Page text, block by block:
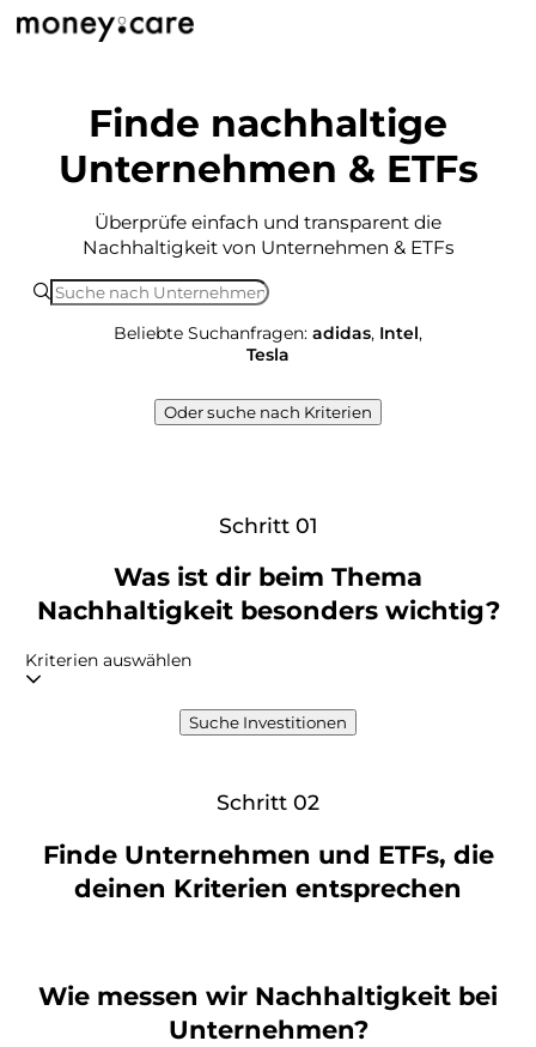
Finde nachhaltige
Unternehmen & ETFs
Überprüfe einfach und transparent die
Nachhaltigkeit von Unternehmen & ETFs
Beliebte Suchanfragen: adidas, Intel,
Tesla
Oder suche nach Kriterien
Schritt 01
Was ist dir beim Thema
Nachhaltigkeit besonders wichtig?
Kriterien auswählen
Suche Investitionen
Schritt 02
Finde Unternehmen und ETFs, die
deinen Kriterien entsprechen
Wie messen wir Nachhaltigkeit bei
Unternehmen?